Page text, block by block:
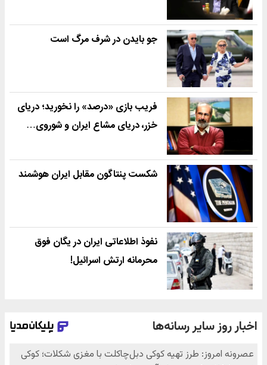
جو بایدن در شرف مرگ است
فریب بازی «درصد» را نخورید؛ دریای
خزر، دریای مشاع ایران و شوروی…
شکست پنتاگون مقابل ایران هوشمند
نفوذ اطلاعاتی ایران در یگان فوق
محرمانه ارتش اسرائیل!